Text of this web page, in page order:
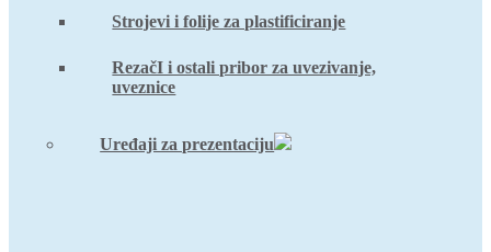
Strojevi i folije za plastificiranje
RezačI i ostali pribor za uvezivanje,
uveznice
Uređaji za prezentaciju